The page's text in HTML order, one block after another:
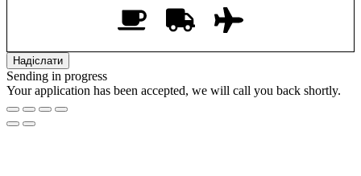
Sending in progress
Your application has been accepted, we will call you back shortly.